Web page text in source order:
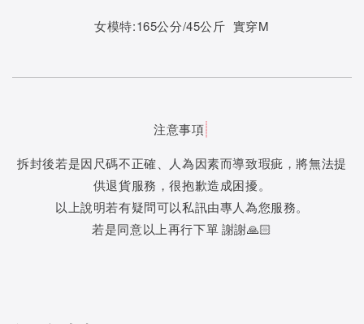
女模特:165公分/45公斤 實穿M
注意事項
拆封後若是因尺碼不正確、人為因素而導致瑕疵，將無法提
供退貨服務，很抱歉造成困擾。
以上說明若有疑問可以私訊由專人為您服務。
若是同意以上再行下單 謝謝🙏🏻